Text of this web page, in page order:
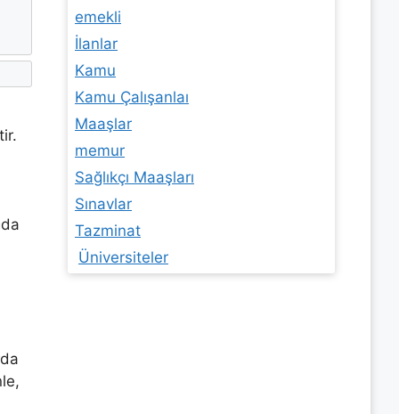
emekli
İlanlar
Kamu
Kamu Çalışanlaı
Maaşlar
memur
Sağlıkçı Maaşları
Sınavlar
Tazminat
Üniversiteler